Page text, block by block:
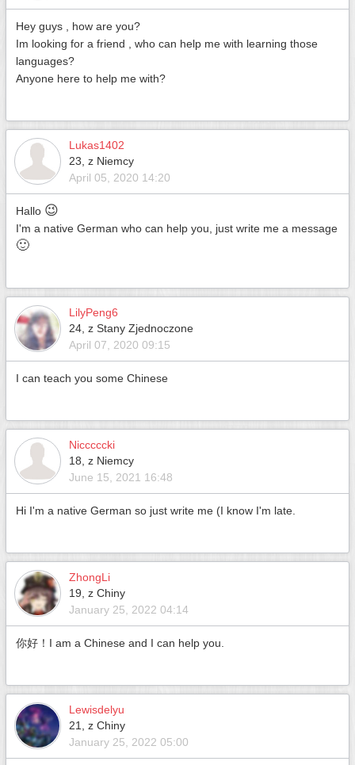
Hey guys , how are you?
Im looking for a friend , who can help me with learning those
languages?
Anyone here to help me with?
Lukas1402
23, z Niemcy
April 05, 2020 14:20
Hallo 😉
I'm a native German who can help you, just write me a message
🙂
LilyPeng6
24, z Stany Zjednoczone
April 07, 2020 09:15
I can teach you some Chinese
Nicccccki
18, z Niemcy
June 15, 2021 16:48
Hi I'm a native German so just write me (I know I'm late.
ZhongLi
19, z Chiny
January 25, 2022 04:14
你好！I am a Chinese and I can help you.
Lewisdelyu
21, z Chiny
January 25, 2022 05:00